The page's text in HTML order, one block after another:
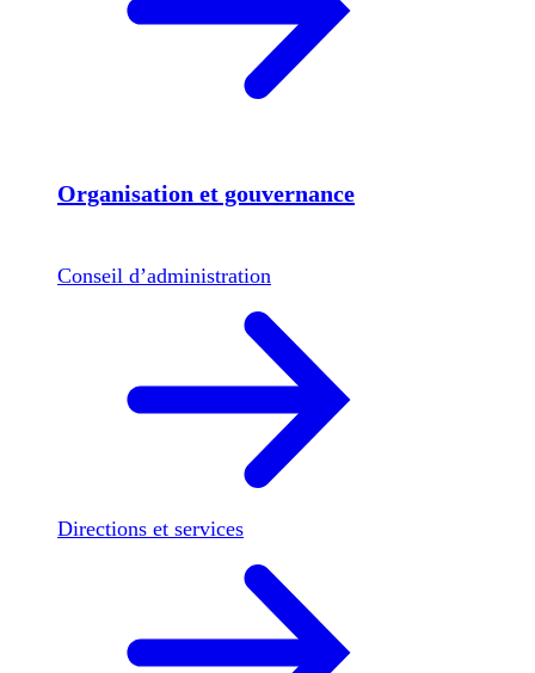
Organisation et gouvernance
Conseil d’administration
Directions et services